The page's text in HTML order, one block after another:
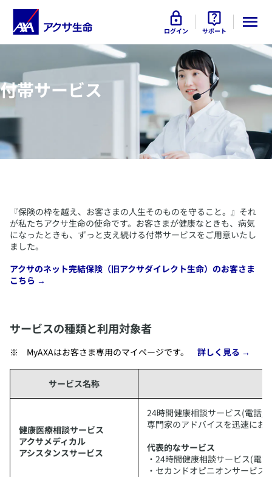
ログイン サポート
付帯サービス
​『保険の枠を越え、お客さまの人生そのものを守ること。』それ
が私たちアクサ生命の使命です。お客さまが健康なときも、病気
になったときも、ずっと支え続ける付帯サービスをご用意いたし
ました。
​アクサのネット完結保険（旧アクサダイレクト生命）のお客さま
こちら →
サービスの種類と利用対象者
​MyAXAはお客さま専用のマイページです。 詳しく見る →
サービス名称
健康医療相談サービス
アクサメディカル
アシスタンスサービス
​24時間健康相談サービス(電話/
専門家のアドバイスを迅速にお
代表的なサービス
・24時間健康相談サービス(電
・セカンドオピニオンサービス